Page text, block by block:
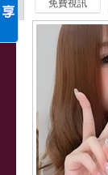
免費視訊